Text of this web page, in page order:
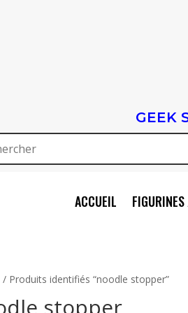
GEEK
ACCUEIL
/ Produits identifiés “noodle stopper”
stopper